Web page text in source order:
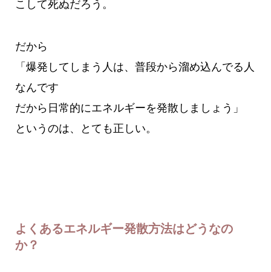
こして死ぬだろう。
だから
「爆発してしまう人は、普段から溜め込んでる人
なんです
だから日常的にエネルギーを発散しましょう」
というのは、とても正しい。
よくあるエネルギー発散方法はどうなの
か？